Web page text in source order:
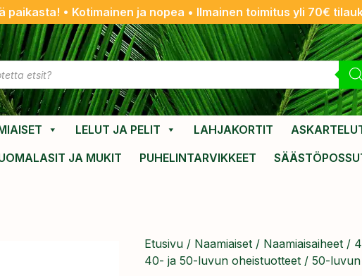
paikasta! • Kotimainen ja nopea • Ilmainen toimitus yli 70€
LELUT JA PELIT LAHJAKORTIT
JA MUKIT PUHELINTARVIKKEET
Etusivu / Naamiaiset / Naamiaisaiheet /
40- ja 50-luvun oheistuotteet / 50-luvun